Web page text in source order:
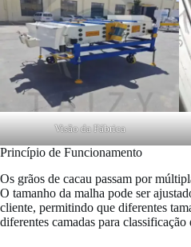
Visão da Fábrica
Princípio de Funcionamento
Os grãos de cacau passam por
O tamanho da malha pode ser
cliente, permitindo que diferentes
diferentes camadas para classificação